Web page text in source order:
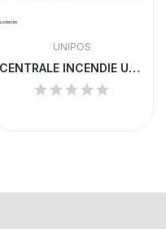
UNIPOS
CENTRALE INCENDIE UNIPOS FS5100 | DÉTECTION...